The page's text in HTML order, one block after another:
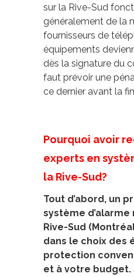
sur la Rive-Sud
généralement de la
fournisseurs de
équipements
dès la signature du
faut prévoir une
ce dernier avant la
Pourquoi avoir
experts en
la Rive-Sud?
Tout d’abord, un
système
Rive-Sud
dans le choix des
protection
et à votre budget.